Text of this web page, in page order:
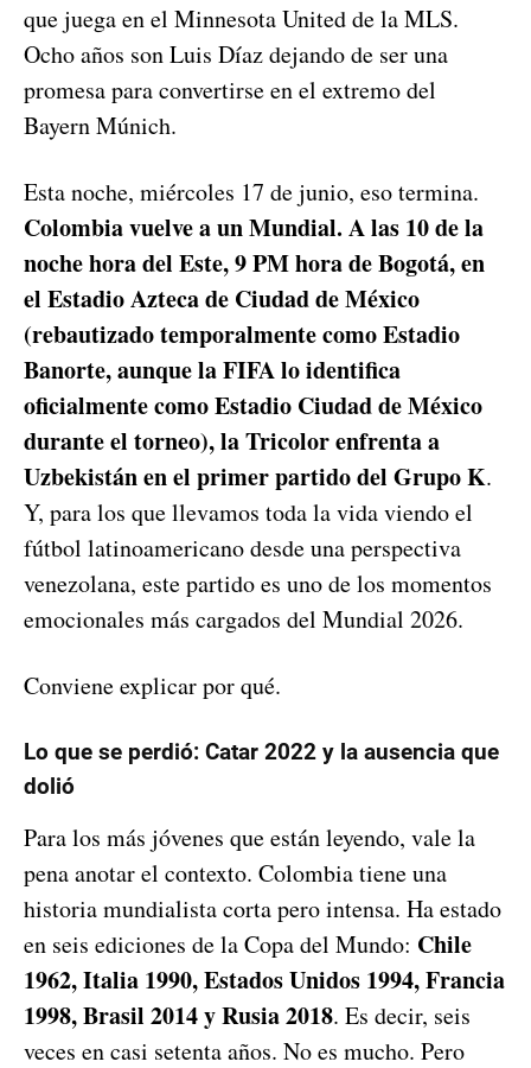
que juega en el Minnesota United de la MLS.
Ocho años son Luis Díaz dejando de ser una
promesa para convertirse en el extremo del
Bayern Múnich.
Esta noche, miércoles 17 de junio, eso termina.
Colombia vuelve a un Mundial. A las 10 de la
noche hora del Este, 9 PM hora de Bogotá, en
el Estadio Azteca de Ciudad de México
(rebautizado temporalmente como Estadio
Banorte, aunque la FIFA lo identifica
oficialmente como Estadio Ciudad de México
durante el torneo), la Tricolor enfrenta a
Uzbekistán en el primer partido del Grupo K.
Y, para los que llevamos toda la vida viendo el
fútbol latinoamericano desde una perspectiva
venezolana, este partido es uno de los momentos
emocionales más cargados del Mundial 2026.
Conviene explicar por qué.
Lo que se perdió: Catar 2022 y la ausencia que
dolió
Para los más jóvenes que están leyendo, vale la
pena anotar el contexto. Colombia tiene una
historia mundialista corta pero intensa. Ha estado
en seis ediciones de la Copa del Mundo: Chile
1962, Italia 1990, Estados Unidos 1994, Francia
1998, Brasil 2014 y Rusia 2018. Es decir, seis
veces en casi setenta años. No es mucho. Pero